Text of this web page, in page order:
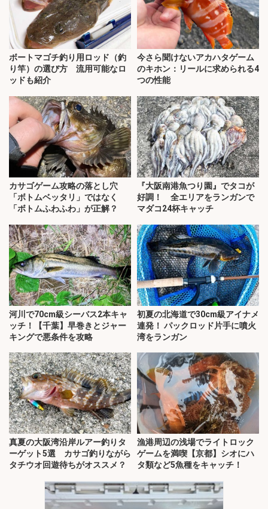
ボートマゴチ釣り用ロッド（釣
り竿）の選び方 流用可能なロ
ッドも紹介
今さら聞けないアカハタゲーム
のキホン：リールに求められる4
つの性能
カサゴゲーム攻略の落とし穴
「ボトムベッタリ」ではなく
「ボトムふわふわ」が正解？
『大阪南港魚つり園』でタコが
好調！ 全エリアをランガンで
マダコ24杯キャッチ
河川で70cm級シーバス2本キャ
ッチ！【千葉】早巻きとジャー
キングで悪条件を攻略
初夏の北海道で30cm級アイナメ
連発！ パックロッド片手に噴火
湾をランガン
真夏の大阪湾沿岸ルアー釣りタ
ーゲット5選 カサゴ釣りながら
タチウオ回遊待ちがオススメ？
漁港周辺の浅場でライトロック
ゲームを満喫【京都】シオにハ
タ類など5魚種をキャッチ！